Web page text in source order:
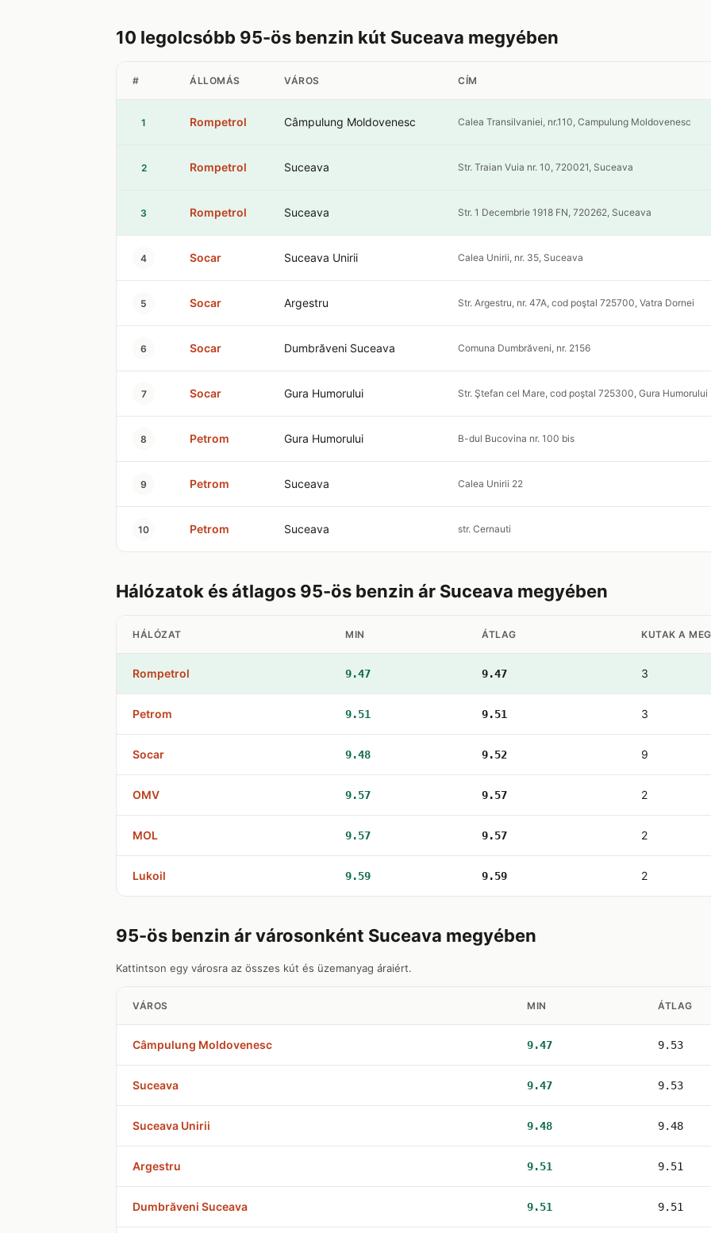
10 legolcsóbb 95-ös benzin kút Suceava megyében
# ÁLLOMÁS VÁROS CÍM
1 Rompetrol Câmpulung Moldovenesc Calea Transilvaniei, nr.110, Campulung Moldovenesc
2 Rompetrol Suceava Str. Traian Vuia nr. 10, 720021, Suceava
3 Rompetrol Suceava Str. 1 Decembrie 1918 FN, 720262, Suceava
4 Socar Suceava Unirii Calea Unirii, nr. 35, Suceava
5 Socar Argestru Str. Argestru, nr. 47A, cod poştal 725700, Vatra Dornei
6 Socar Dumbrăveni Suceava Comuna Dumbrăveni, nr. 2156
7 Socar Gura Humorului Str. Ştefan cel Mare, cod poştal 725300, Gura Humorului
8 Petrom Gura Humorului B-dul Bucovina nr. 100 bis
9 Petrom Suceava Calea Unirii 22
10 Petrom Suceava str. Cernauti
Hálózatok és átlagos 95-ös benzin ár Suceava megyében
HÁLÓZAT MIN ÁTLAG KUTAK A
Rompetrol 9.47 9.47 3
Petrom 9.51 9.51 3
Socar 9.48 9.52 9
OMV 9.57 9.57 2
MOL 9.57 9.57 2
Lukoil 9.59 9.59 2
95-ös benzin ár városonként Suceava megyében
Kattintson egy városra az összes kút és üzemanyag áraiért.
VÁROS MIN ÁTLAG
Câmpulung Moldovenesc 9.47 9.53
Suceava 9.47 9.53
Suceava Unirii 9.48 9.48
Argestru 9.51 9.51
Dumbrăveni Suceava 9.51 9.51